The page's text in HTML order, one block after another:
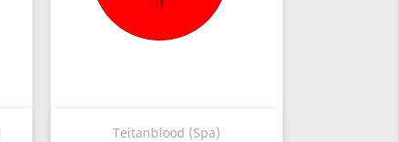
Teitanblood (Spa)
 Anteprima